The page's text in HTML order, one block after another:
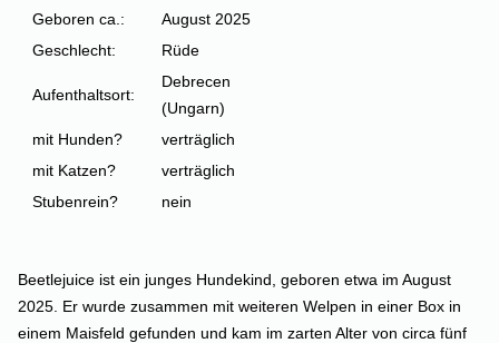
Geboren ca.:
August 2025
Geschlecht:
Rüde
Aufenthaltsort:
Debrecen
(Ungarn)
mit Hunden?
verträglich
mit Katzen?
verträglich
Stubenrein?
nein
Beetlejuice ist ein junges Hundekind, geboren etwa im August
2025. Er wurde zusammen mit weiteren Welpen in einer Box in
einem Maisfeld gefunden und kam im zarten Alter von circa fünf